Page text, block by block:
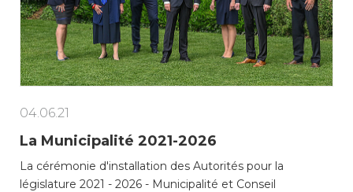
04.06.21
La Municipalité 2021-2026
La cérémonie d'installation des Autorités pour la
législature 2021 - 2026 - Municipalité et Conseil